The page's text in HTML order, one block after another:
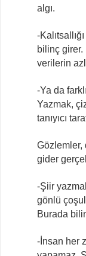
algı.
-
bilinç
verilerin
-Ya da
Yazmak,
tanıyıcı
gider
-Şiir
gönlü
Burada
-İnsan her